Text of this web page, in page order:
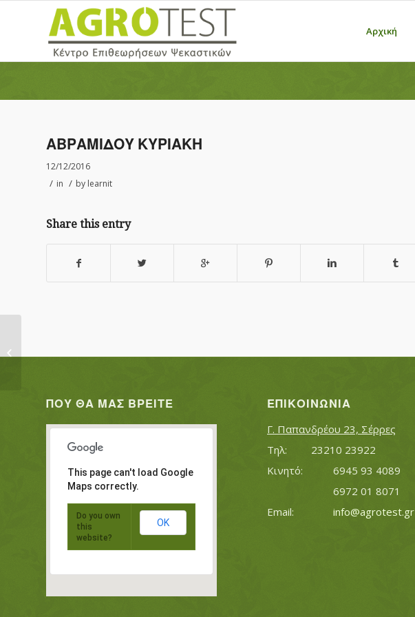
Αρχική
ΑΒΡΑΜΙΔΟΥ ΚΥΡΙΑΚΗ
12/12/2016
/ in / by learnit
Share this entry
ΠΟΥ ΘΑ ΜΑΣ ΒΡΕΊΤΕ
This page can't load Google
Maps correctly.
Do you own
this
website?
OK
ΕΠΙΚΟΙΝΩΝΊΑ
Γ. Παπανδρέου 23, Σέρρες
Τηλ:		23210 23922
Κινητό:		6945 93 4089
			6972 01 8071
info@agrotest.gr